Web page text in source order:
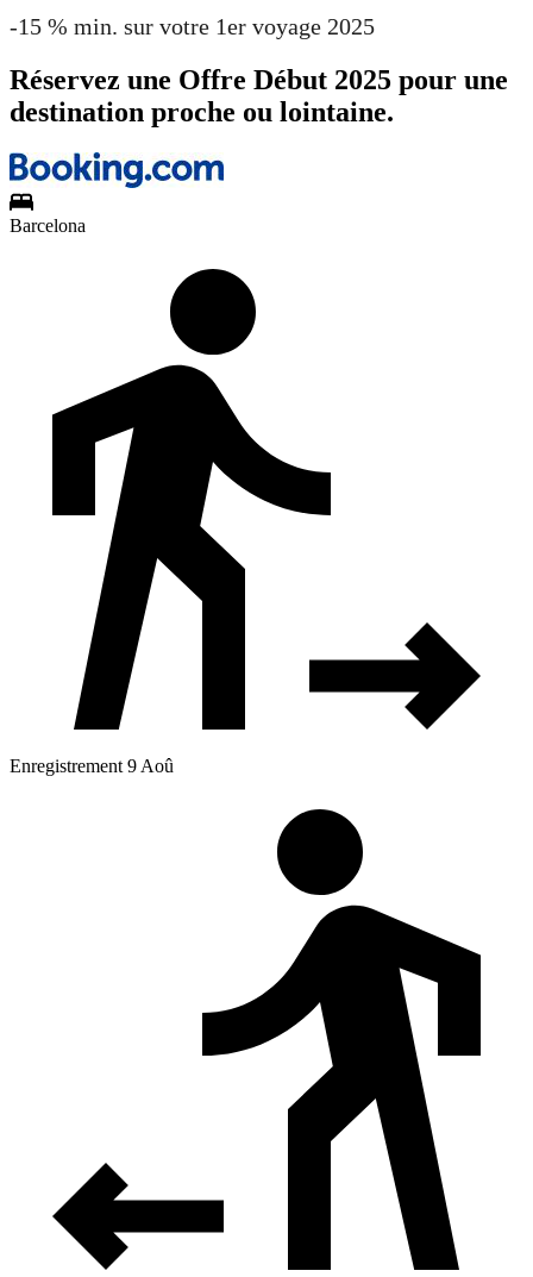
-15 % min. sur votre 1er voyage 2025
Réservez une Offre Début 2025 pour une
destination proche ou lointaine.
Barcelona
Enregistrement 9 Aoû